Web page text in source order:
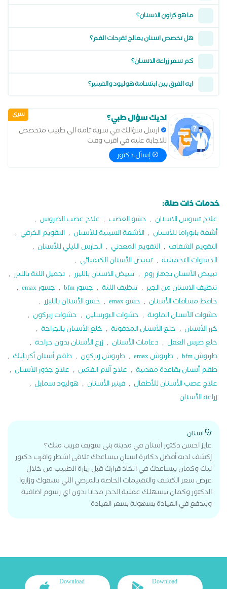
ما هو كراون الاسنان؟
هل تخصص اسنان يعالج تقرحات الفم؟
كم سعر زراعة الاسنان؟
ايه الفرق بين ابتسامة هوليود والفينير؟
سري لديك سؤال طبي؟
ارسل سؤالك في سرية تامة الى طبيب متخصص
للاجابة عليه في اقرب وقت
إسأل دكتور
خدمات ذات صلة:
علاج تسوس الاسنان , حشو العصب , علاج عصب الضروس ,
أشعة بانوراما للأسنان , الأشعة السينية للأسنان , التقويم الخزفي ,
التقويم الشفاف , التقويم المعدني , الحارس الليلي للأسنان ,
الحشوات التجميلية , تبييض الأسنان الكيميائي ,
تبييض الأسنان بجهاز زوم , تبييض الاسنان بالليزر , تجميل اللثة بالليزر ,
تنظيف الاسنان من الجير , تنظيف اللثة , جسور bfm , جسور emax
,
حافظ مسافات الأسنان , حشو emax , حشو الأسنان بالليزر ,
حشوات الأسنان الملونة , حشوات البورسلين , حشوات زيركون ,
خرز الأسنان , خلع الأسنان المدفونة , خلع الأسنان بالجراحة ,
خلع ضرس العقل , دعامات الأسنان , زرع الأسنان بدون جراحة ,
طربوش bfm
, طربوش emax , طربوش زيركون , طقم أسنان أكريليك ,
طقم أسنان بقاعدة معدنية , علاج آلام الفكين , علاج جذور الأسنان ,
علاج عصب الأسنان للأطفال , فينير الأسنان , هوليود سمايل ,
زراعه الأسنان
اسنان
عايز احسن دكتور اسنان في مدينة بنى سويف قريب منك؟
إكشف لديه أفضل دكاترة اسنان بيساعدك تلاقي اشطر واقرب دكتور
ليك وكمان بيساعدك في اتخاذ قرارك قبل زيارة الطبيب من خلال
عرض سعر الكشف والتقييمات الخاصة بالمرضي اللي سبقوك وزاروا
الدكتور وكمان بيسهلك عملية الحجز مجانا بدون اي رسوم اضافية
وبتدفع في العيادة بسهولة بسعر العيادة
Download
Download